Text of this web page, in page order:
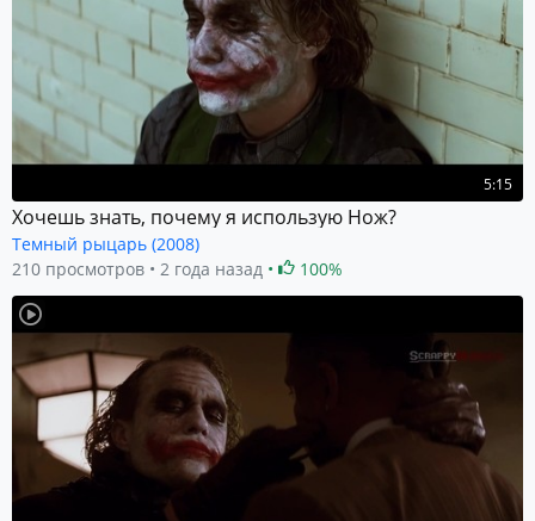
5:15
Хочешь знать, почему я использую Нож?
Темный рыцарь (2008)
210 просмотров
2 года назад 100%